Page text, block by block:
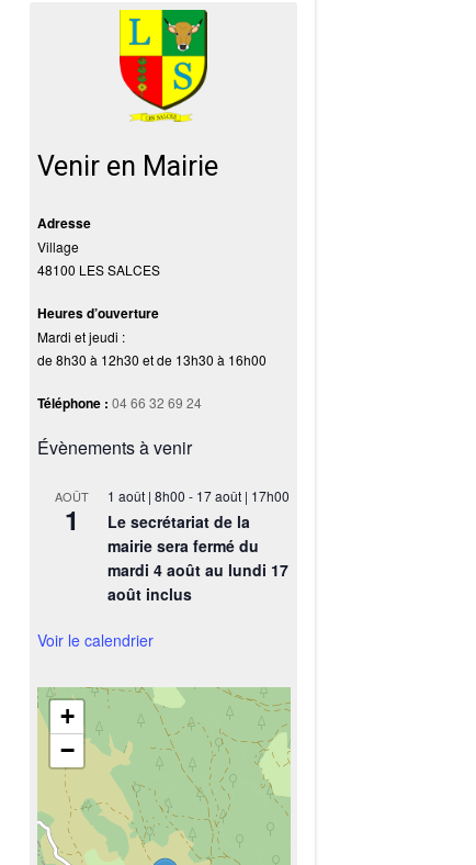
Venir en Mairie
Adresse
Village
48100 LES SALCES
Heures d’ouverture
Mardi et jeudi :
de 8h30 à 12h30 et de 13h30 à 16h00
Téléphone : 04 66 32 69 24
Évènements à venir
AOÛT
1
1 août | 8h00 - 17 août | 17h00
Le secrétariat de la
mairie sera fermé du
mardi 4 août au lundi 17
août inclus
Voir le calendrier
+
−